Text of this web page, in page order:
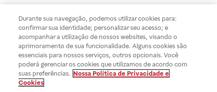
Durante sua navegação, podemos utilizar cookies para:
confirmar sua identidade; personalizar seu acesso; e
acompanhar a utilização de nossos websites, visando o
aprimoramento de sua funcionalidade. Alguns cookies são
essenciais para nossos serviços, outros opcionais. Você
poderá gerenciar os cookies que utilizamos de acordo com
suas preferências. Nossa Política de Privacidade e
Cookies